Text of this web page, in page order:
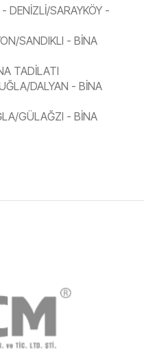
DENİZLİ/SARAYKÖY -
SANDIKLI - BİNA
TADİLATI
DALYAN - BİNA
GÜLAĞZI - BİNA